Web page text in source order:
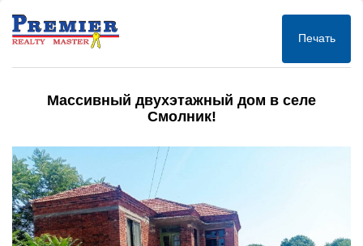
Печать
Массивный двухэтажный дом в селе
Смолник!